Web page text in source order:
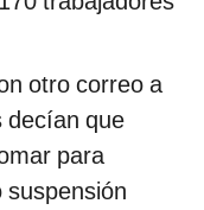
otro correo a
decían que
para
suspensión